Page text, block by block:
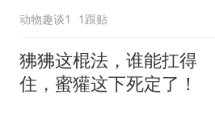
动物趣谈1 1跟贴
狒狒这棍法，谁能扛得
住，蜜獾这下死定了！